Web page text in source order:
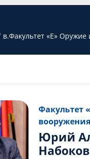
в.Факультет «Е»
Факультет
вооружения
Юрий
Набоков